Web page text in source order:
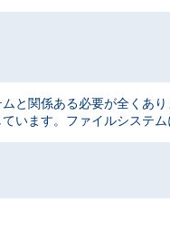
と関係ある必要が全くあ
います。ファイルシステム